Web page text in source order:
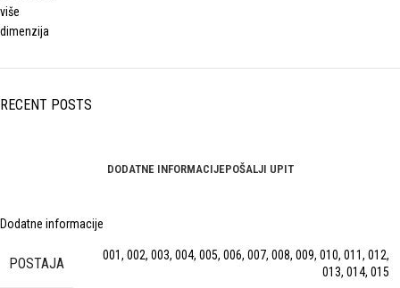
RECENT POSTS
DODATNE INFORMACIJEPOŠALJI UPIT
Dodatne informacije
POSTAJA 001, 002, 003, 004, 005, 006, 007, 008, 009, 010, 011, 012,
013, 014, 015